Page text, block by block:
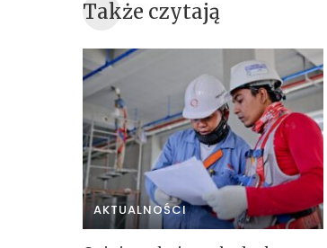
Także czytają
AKTUALNOŚCI